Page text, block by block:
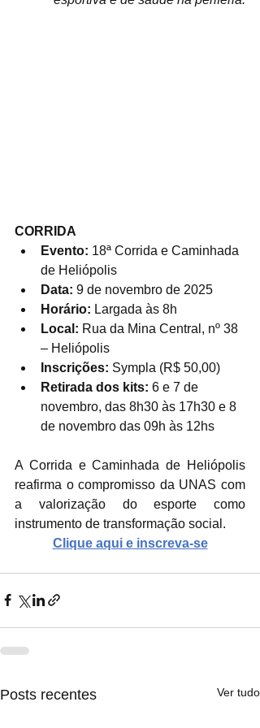
CORRIDA
Evento: 18ª Corrida e Caminhada
de Heliópolis
Data: 9 de novembro de 2025
Horário: Largada às 8h
Local: Rua da Mina Central, nº 38
– Heliópolis
Inscrições: Sympla (R$ 50,00)
Retirada dos kits: 6 e 7 de
novembro, das 8h30 às 17h30 e 8
de novembro das 09h às 12hs
A Corrida e Caminhada de Heliópolis
reafirma o compromisso da UNAS com
a valorização do esporte como
instrumento de transformação social.
Clique aqui e inscreva-se
Posts recentes Ver tudo